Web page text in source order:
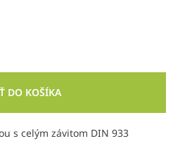
DO KOŠÍKA
s celým závitom DIN 933